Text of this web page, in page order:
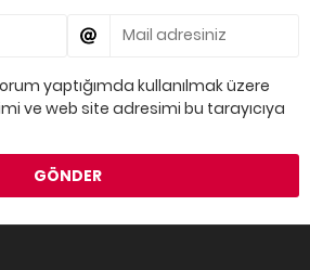
yaptığımda kullanılmak üzere
ve web site adresimi bu tarayıcıya